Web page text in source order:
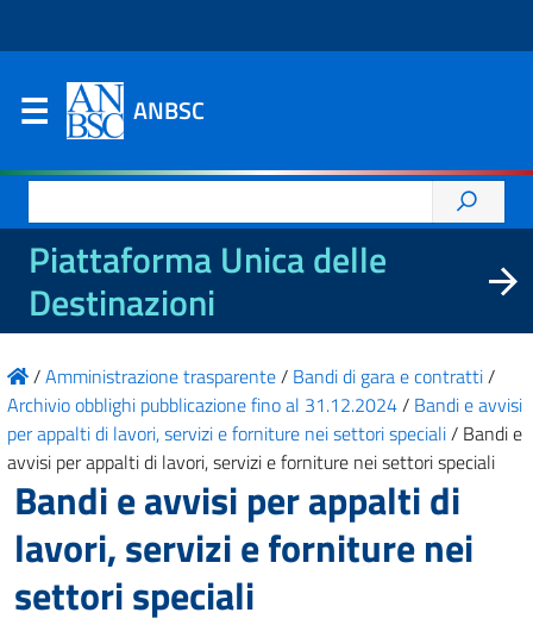
ANBSC
per:
Piattaforma Unica delle
Destinazioni
/Amministrazione trasparente/ Bandi di gara e contratti/
Archivio obblighi pubblicazione fino al 31.12.2024/ Bandi e avvisi
per appalti di lavori, servizi e forniture nei settori speciali/ Bandi e
avvisi per appalti di lavori, servizi e forniture nei settori speciali
Bandi e avvisi per appalti di
lavori, servizi e forniture nei
settori speciali